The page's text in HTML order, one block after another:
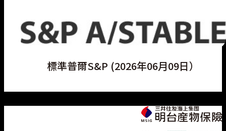
標準普爾S&P (2026年06月09日）